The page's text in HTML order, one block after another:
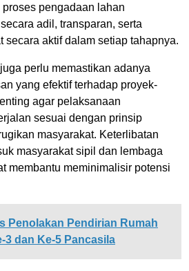
pengadaan lahan
adil, transparan, serta
secara aktif dalam setiap tahapnya.
perlu memastikan adanya
yang efektif terhadap proyek-
agar pelaksanaan
sesuai dengan prinsip
masyarakat. Keterlibatan
masyarakat sipil dan lembaga
membantu meminimalisir potensi
Penolakan Pendirian Rumah
3 dan Ke-5 Pancasila